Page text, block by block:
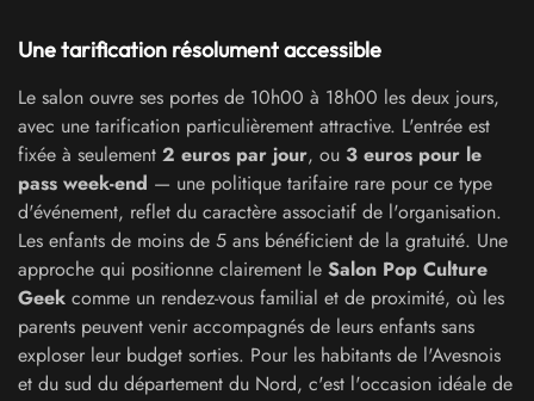
Une tarification résolument accessible
Le salon ouvre ses portes de 10h00 à 18h00 les deux jours,
avec une tarification particulièrement attractive. L'entrée est
fixée à seulement 2 euros par jour, ou 3 euros pour le
pass week-end — une politique tarifaire rare pour ce type
d'événement, reflet du caractère associatif de l'organisation.
Les enfants de moins de 5 ans bénéficient de la gratuité. Une
approche qui positionne clairement le Salon Pop Culture
Geek comme un rendez-vous familial et de proximité, où les
parents peuvent venir accompagnés de leurs enfants sans
exploser leur budget sorties. Pour les habitants de l'Avesnois
et du sud du département du Nord, c'est l'occasion idéale de